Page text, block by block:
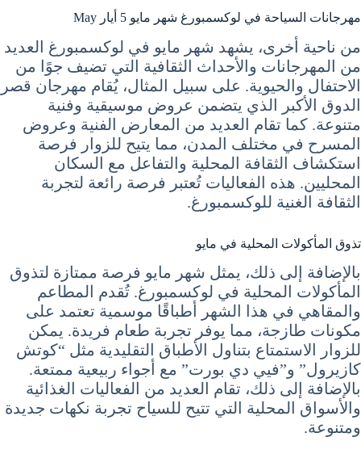
مهرجانات السياحة في لوكسمبورغ شهر مايو 5 أيار May
من ناحية أخرى، يشهد شهر مايو في لوكسمبورغ العديد
من المهرجانات والأحداث الثقافية التي تضيف جوًا من
الاحتفال والحيوية. على سبيل المثال، يُقام مهرجان قصر
الدوق الأكبر الذي يتضمن عروض موسيقية وفنية
متنوعة. كما تقام العديد من المعارض الفنية وعروض
المسرح في مختلف المدن، مما يتيح للزوار فرصة
استكشاف الثقافة المحلية والتفاعل مع السكان
المحليين. هذه الفعاليات تُعتبر فرصة رائعة لتجربة
الثقافة الغنية للوكسمبورغ.
تذوق المأكولات المحلية في مايو
بالإضافة إلى ذلك، يمثل شهر مايو فرصة ممتازة لتذوق
المأكولات المحلية في لوكسمبورغ. تُقدم المطاعم
والمقاهي في هذا الشهر أطباقًا موسمية تعتمد على
مكونات طازجة، مما يوفر تجربة طعام فريدة. يمكن
للزوار الاستمتاع بتناول الأطباق التقليدية مثل “كوتش
كازيرول” و”فيي دي بورت” مع أجواء ربيعية ممتعة.
بالإضافة إلى ذلك، تقام العديد من الفعاليات الغذائية
والأسواق المحلية التي تتيح للسياح تجربة نكهات جديدة
ومتنوعة.